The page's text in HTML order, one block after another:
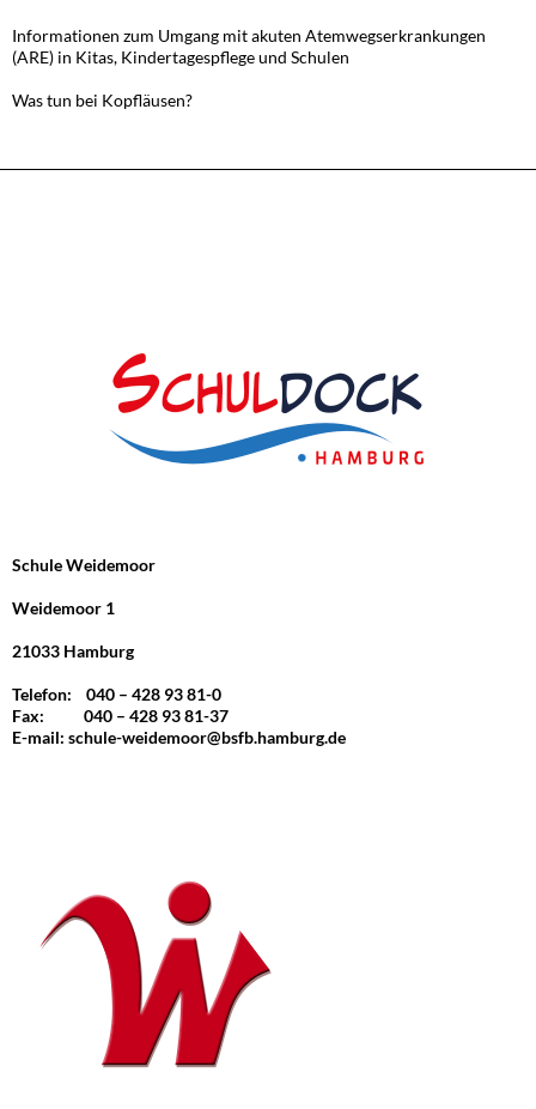
Informationen zum Umgang mit akuten Atemwegserkrankungen
(ARE) in Kitas, Kindertagespflege und Schulen
Was tun bei Kopfläusen?
Schule Weidemoor
Weidemoor 1
21033 Hamburg
Telefon: 040 – 428 93 81-0
Fax: 040 – 428 93 81-37
E-mail: schule-weidemoor@bsfb.hamburg.de